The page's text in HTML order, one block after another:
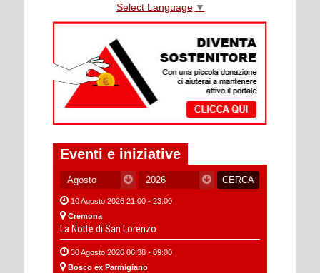
Select Language ▼
Eventi e iniziative
10 Agosto 2026 21:00 - 23:00
Cremona
La Notte di San Lorenzo
30 Agosto 2026 06:38 - 09:00
Bosco ex Parmigiano